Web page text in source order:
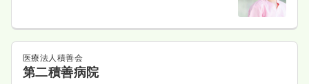
医療法人積善会
第二積善病院